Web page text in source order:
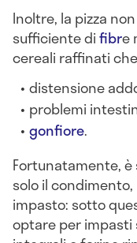
Inoltre, la pizza
sufficiente difibre
cereali raffinati
distensione
problemi
gonfiore.
Fortunatamente,
solo il
impasto: sotto
optare per impasti